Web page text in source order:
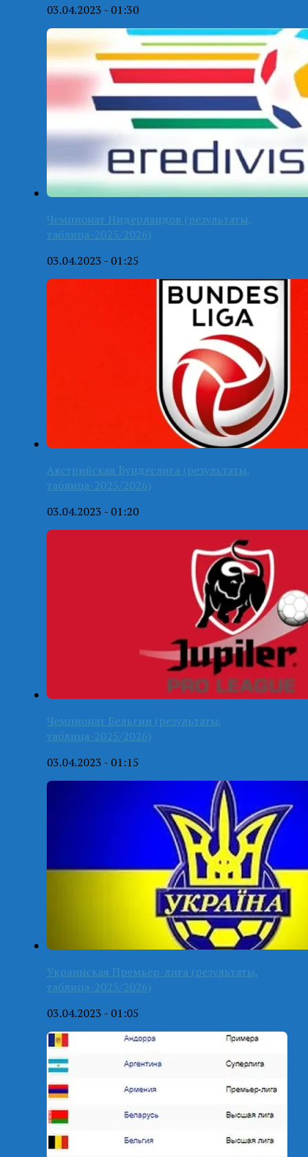
03.04.2023 - 01:30
Чемпионат Нидерландов (результаты,
таблица-2025/2026)
03.04.2023 - 01:25
Австрийская Бундеслига (результаты,
таблица-2025/2026)
03.04.2023 - 01:20
Чемпионат Бельгии (результаты,
таблица-2025/2026)
03.04.2023 - 01:15
Украинская Премьер-лига (результаты,
таблица-2025/2026)
03.04.2023 - 01:05